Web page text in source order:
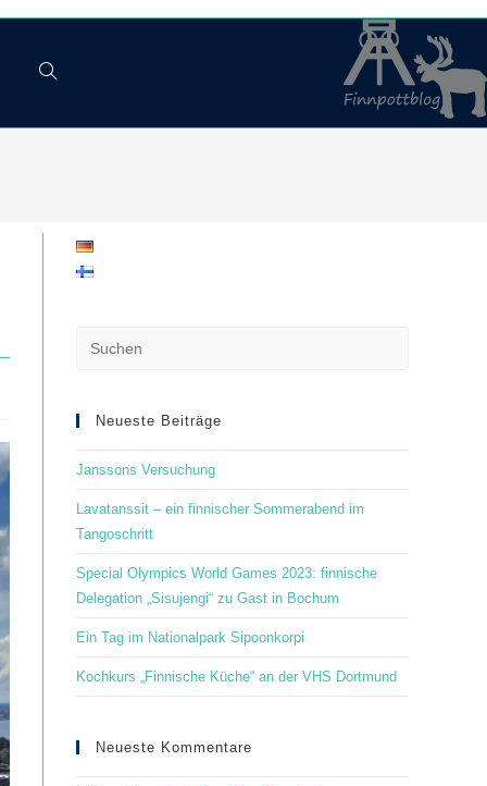
Website-
Neueste Beiträge
Janssons Versuchung
Lavatanssit – ein finnischer Sommerabend im
Tangoschritt
Special Olympics World Games 2023: finnische
Delegation „Sisujengi“ zu Gast in Bochum
Ein Tag im Nationalpark Sipoonkorpi
Kochkurs „Finnische Küche“ an der VHS Dortmund
Neueste Kommentare